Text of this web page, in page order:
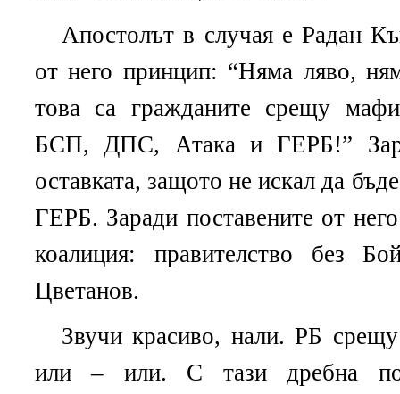
Апостолът в случая е Радан
от него принцип: “Няма ляво,
това са гражданите срещу
БСП, ДПС, Атака и ГЕРБ!”
оставката, защото не искал да
ГЕРБ. Заради поставените от
коалиция: правителство без
Цветанов.
Звучи красиво, нали. РБ
или – или. С тази дребна